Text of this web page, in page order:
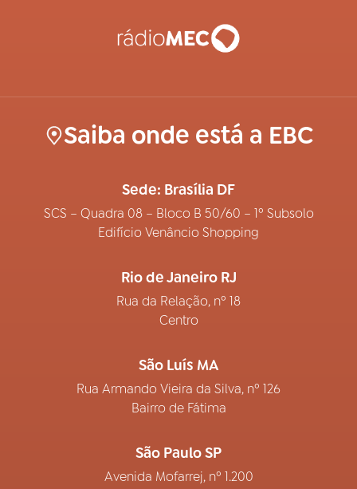
Saiba onde está a EBC
Sede: Brasília DF
SCS – Quadra 08 – Bloco B 50/60 – 1º Subsolo
Edifício Venâncio Shopping
Rio de Janeiro RJ
Rua da Relação, nº 18
Centro
São Luís MA
Rua Armando Vieira da Silva, nº 126
Bairro de Fátima
São Paulo SP
Avenida Mofarrej, nº 1.200